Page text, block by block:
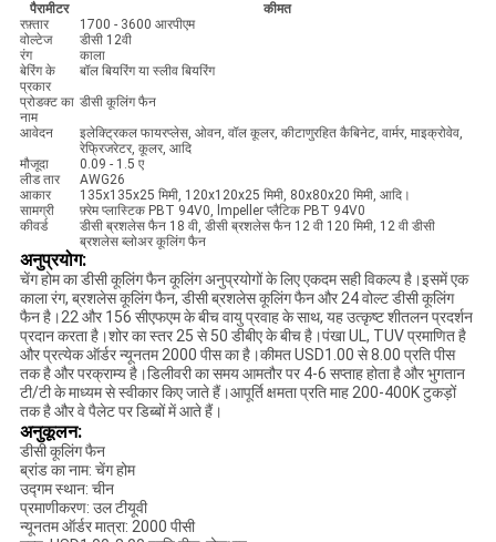
पैरामीटर
कीमत
रफ़्तार
1700 - 3600 आरपीएम
वोल्टेज
डीसी 12वी
रंग
काला
बेरिंग के
प्रकार
बॉल बियरिंग या स्लीव बियरिंग
प्रोडक्ट का
नाम
डीसी कूलिंग फैन
आवेदन
इलेक्ट्रिकल फायरप्लेस, ओवन, वॉल कूलर, कीटाणुरहित कैबिनेट, वार्मर, माइक्रोवेव,
रेफ्रिजरेटर, कूलर, आदि
मौजूदा
0.09 - 1.5 ए
लीड तार
AWG26
आकार
135x135x25 मिमी, 120x120x25 मिमी, 80x80x20 मिमी, आदि।
सामग्री
फ़्रेम प्लास्टिक PBT 94V0, lmpeller प्लैटिक PBT 94V0
कीवर्ड
डीसी ब्रशलेस फैन 18 वी, डीसी ब्रशलेस फैन 12 वी 120 मिमी, 12 वी डीसी
ब्रशलेस ब्लोअर कूलिंग फैन
अनुप्रयोग:
चेंग होम का डीसी कूलिंग फैन कूलिंग अनुप्रयोगों के लिए एकदम सही विकल्प है।इसमें एक
काला रंग, ब्रशलेस कूलिंग फैन, डीसी ब्रशलेस कूलिंग फैन और 24 वोल्ट डीसी कूलिंग
फैन है।22 और 156 सीएफएम के बीच वायु प्रवाह के साथ, यह उत्कृष्ट शीतलन प्रदर्शन
प्रदान करता है।शोर का स्तर 25 से 50 डीबीए के बीच है।पंखा UL, TUV प्रमाणित है
और प्रत्येक ऑर्डर न्यूनतम 2000 पीस का है।कीमत USD1.00 से 8.00 प्रति पीस
तक है और परक्राम्य है।डिलीवरी का समय आमतौर पर 4-6 सप्ताह होता है और भुगतान
टी/टी के माध्यम से स्वीकार किए जाते हैं।आपूर्ति क्षमता प्रति माह 200-400K टुकड़ों
तक है और वे पैलेट पर डिब्बों में आते हैं।
अनुकूलन:
डीसी कूलिंग फैन
ब्रांड का नाम: चेंग होम
उद्गम स्थान: चीन
प्रमाणीकरण: उल टीयूवी
न्यूनतम ऑर्डर मात्रा: 2000 पीसी